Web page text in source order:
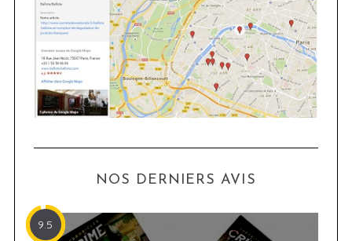
NOS DERNIERS AVIS
9.5